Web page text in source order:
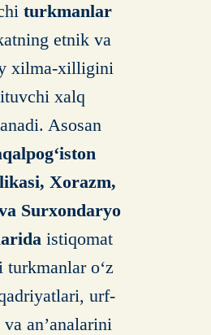
turkmanlar
etnik va
xilma-xilligini
xalq
Asosan
Xorazm,
Surxondaryo
istiqomat
o‘z
urf-
an’analarini